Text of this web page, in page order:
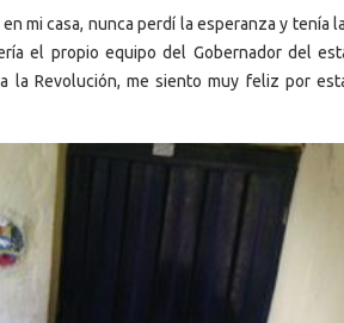
mi casa, nunca perdí la esperanza y
el propio equipo del Gobernador del
la Revolución, me siento muy feliz por